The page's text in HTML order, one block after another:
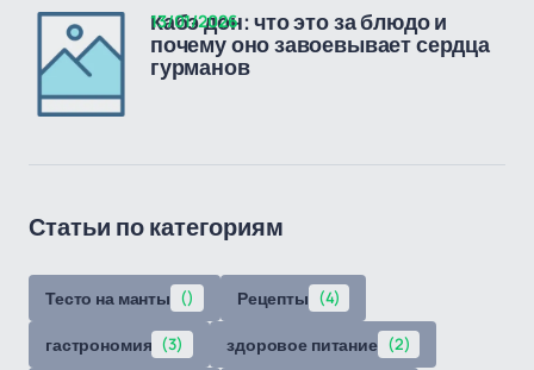
Кабэ дон: что это за блюдо и
почему оно завоевывает сердца
гурманов
13/01/2026
Статьи по категориям
Тесто на манты () Рецепты (4)
гастрономия (3) здоровое питание (2)